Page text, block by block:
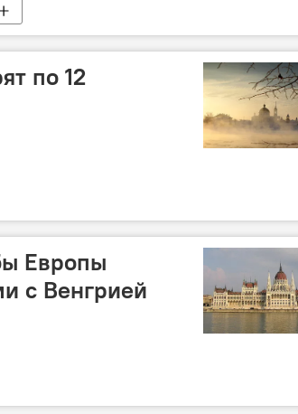
по 12
Европы
с Венгрией